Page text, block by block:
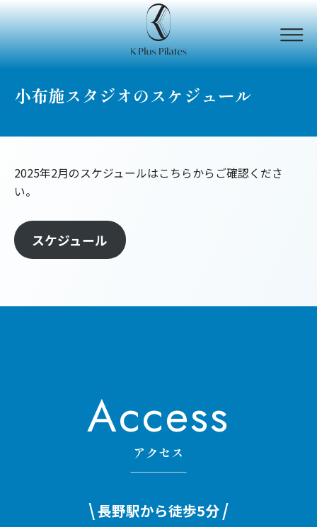
メニ
小布施スタジオのスケジュール
2025年2月のスケジュールはこちらからご確認くださ
い。
スケジュール
Access
アクセス
\長野駅から徒歩5分 /